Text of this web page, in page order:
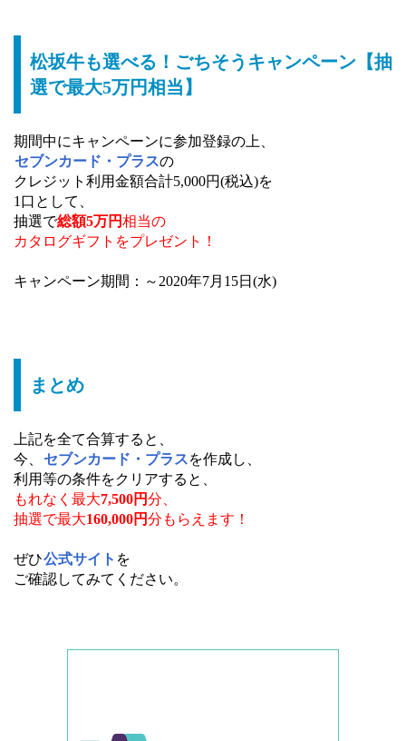
松坂牛も選べる！ごちそうキャンペーン【抽
選で最大5万円相当】
期間中にキャンペーンに参加登録の上、
セブンカード・プラスの
クレジット利用金額合計5,000円(税込)を
1口として、
抽選で総額5万円相当の
カタログギフトをプレゼント！
キャンペーン期間：～2020年7月15日(水)
まとめ
上記を全て合算すると、
今、
セブンカード・プラスを作成し、
利用等の条件をクリアすると、
もれなく最大7,500円分、
抽選で最大160,000円分もらえます ！
ぜひ公式サイト を
ご確認してみてください。